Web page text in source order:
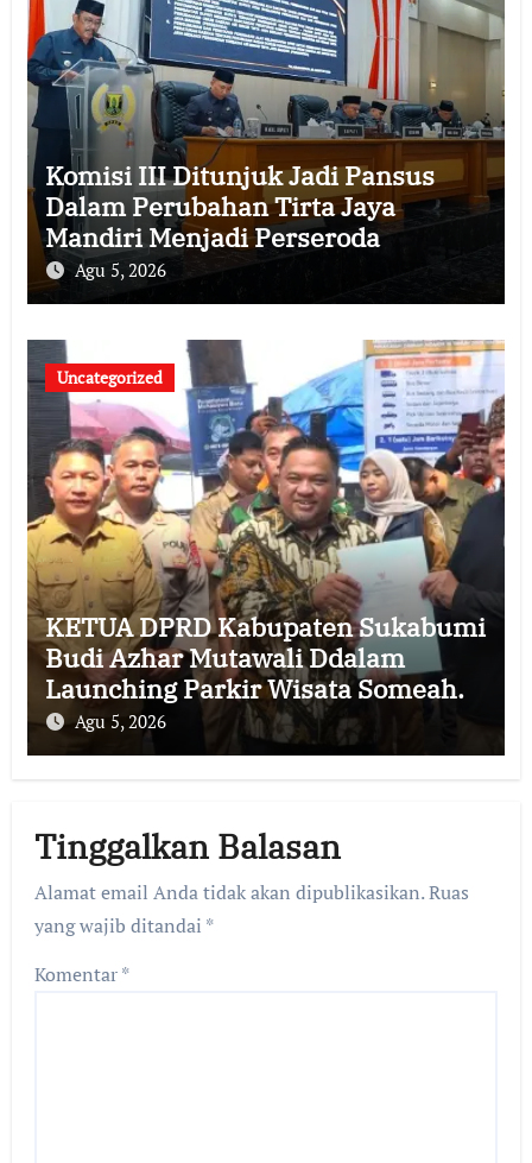
Komisi III Ditunjuk Jadi Pansus
Dalam Perubahan Tirta Jaya
Mandiri Menjadi Perseroda
Agu 5, 2026
Uncategorized
KETUA DPRD Kabupaten Sukabumi
Budi Azhar Mutawali Ddalam
Launching Parkir Wisata Someah.
Agu 5, 2026
Tinggalkan Balasan
Alamat email Anda tidak akan dipublikasikan.Ruas
yang wajib ditandai *
Komentar*